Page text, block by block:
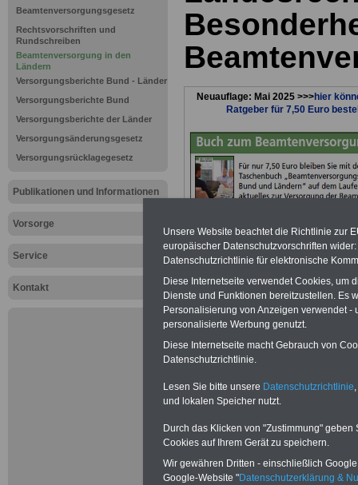
Beamtenversorgungsgesetz
Rechtsvorschriften und
Rundschreiben
Beamtenversorgung in den
Ländern
Versorgungsberichte Bund - Länder
Versorgungsberichte Bund
Versorgungsberichte der Länder
Versorgungsänderungsgesetz
Versorgungsrücklagegesetz
Publikationen und Informationen
Vorsorge
Service
Kontakt
Neuauflage: Mai 2025 >>>hier
Ratgeber für 7,50 Euro
Sachsen-
Hinweise
Unsere Website beachtet die Richtlinie zur
europäischer Datenschutzvorschriften
Datenschutzrichtlinie für elektronische
Diese Internetseite verwendet Cookies, um
Dienste und Funktionen bereitzustellen. Es
Personalisierung von Anzeigen verwendet
personalisierte Werbung genutzt.
Diese Internetseite macht Gebrauch von
Datenschutzrichtlinie.
Lesen Sie bitte unsere Datenschutzrichtlinie
und lokalen Speicher nutzt.
Durch das Klicken von "Zustimmung"
Cookies auf Ihrem Gerät zu speichern.
Wir gewähren Dritten - einschließlich
Google-Website "Datenschutzerklärung &